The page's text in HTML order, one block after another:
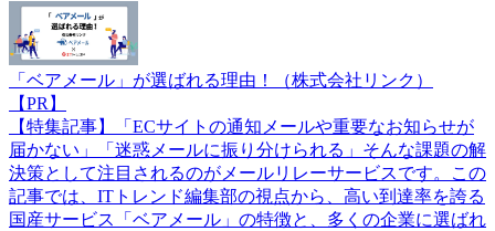
「ベアメール」が選ばれる理由！（株式会社リンク）
【PR】
【特集記事】「ECサイトの通知メールや重要なお知らせが
届かない」「迷惑メールに振り分けられる」そんな課題の解
決策として注目されるのがメールリレーサービスです。この
記事では、ITトレンド編集部の視点から、高い到達率を誇る
国産サービス「ベアメール」の特徴と、多くの企業に選ばれ